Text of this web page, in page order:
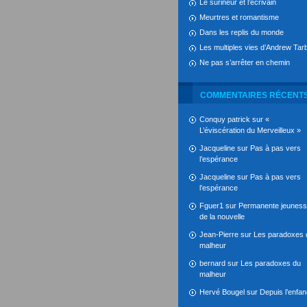
Le surineur et l’écrivain
Meurtres et romantisme
Dans les replis du monde
Les multiples vies d’Andrew
Ne pas s’arrêter en chemin
COMMENTAIRES
Conquy patrick sur «
L’éviscération du Merveilleux »
Jacqueline sur Pas à pas vers
l’espérance
Jacqueline sur Pas à pas vers
l’espérance
Fguer1 sur Permanente
de la nouvelle
Jean-Pierre sur Les paradoxes
malheur
bernard sur Les paradoxes du
malheur
Hervé Bougel sur Depuis